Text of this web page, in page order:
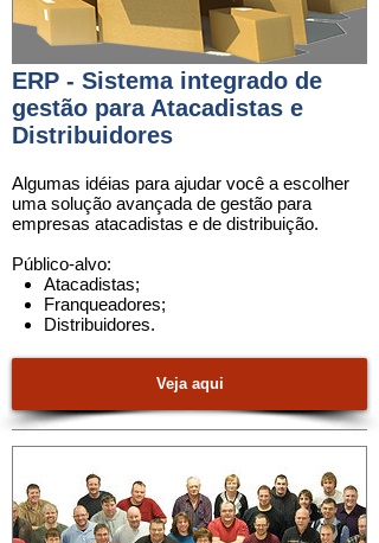
ERP - Sistema integrado de
gestão para Atacadistas e
Distribuidores
Algumas idéias para ajudar você a escolher
uma solução avançada de gestão para
empresas atacadistas e de distribuição.
Público-alvo:
Atacadistas;
Franqueadores;
Distribuidores.
Veja aqui